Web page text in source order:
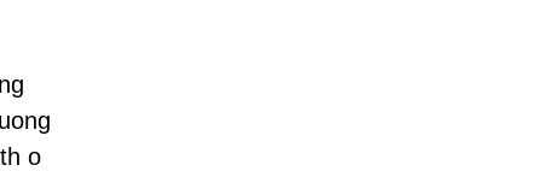
o